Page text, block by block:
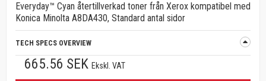
Everyday™ Cyan återtillverkad toner från Xerox kompatibel med
Konica Minolta A8DA430, Standard antal sidor
TECH SPECS OVERVIEW
665.56 SEK Ekskl. VAT